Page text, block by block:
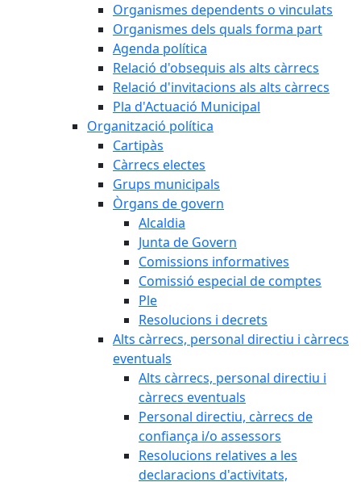
Organismes dependents o vinculats
Organismes dels quals forma part
Agenda política
Relació d'obsequis als alts càrrecs
Relació d'invitacions als alts càrrecs
Pla d'Actuació Municipal
Organització política
Cartipàs
Càrrecs electes
Grups municipals
Òrgans de govern
Alcaldia
Junta de Govern
Comissions informatives
Comissió especial de comptes
Ple
Resolucions i decrets
Alts càrrecs, personal directiu i càrrecs
eventuals
Alts càrrecs, personal directiu i
càrrecs eventuals
Personal directiu, càrrecs de
confiança i/o assessors
Resolucions relatives a les
declaracions d'activitats,